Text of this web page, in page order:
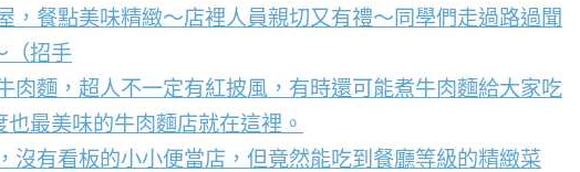
，餐點美味精緻～店裡人員親切又有禮～同學們走過路過聞
（招手
肉麵，超人不一定有紅披風，有時還可能煮牛肉麵給大家吃
最美味的牛肉麵店就在這裡。
沒有看板的小小便當店，但竟然能吃到餐廳等級的精緻菜